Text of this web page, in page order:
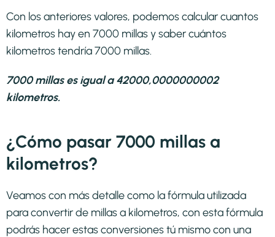
Con los anteriores valores, podemos calcular cuantos
kilometros hay en 7000 millas y saber cuántos
kilometros tendría 7000 millas.
7000 millas es igual a 42000,0000000002
kilometros.
¿Cómo pasar 7000 millas a
kilometros?
Veamos con más detalle como la fórmula utilizada
para convertir de millas a kilometros, con esta fórmula
podrás hacer estas conversiones tú mismo con una